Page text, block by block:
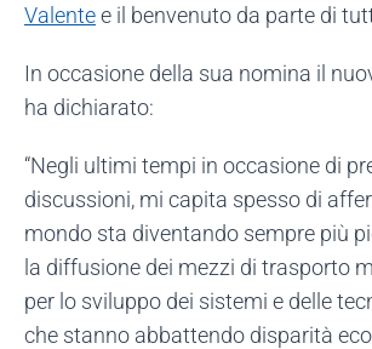
Valentee il benvenuto da parte di
In occasione della sua nomina il
ha dichiarato:
“Negli ultimi tempi in occasione di
discussioni, mi capita spesso di
mondo sta diventando sempre più
la diffusione dei mezzi di trasporto
per lo sviluppo dei sistemi e delle
che stanno abbattendo disparità